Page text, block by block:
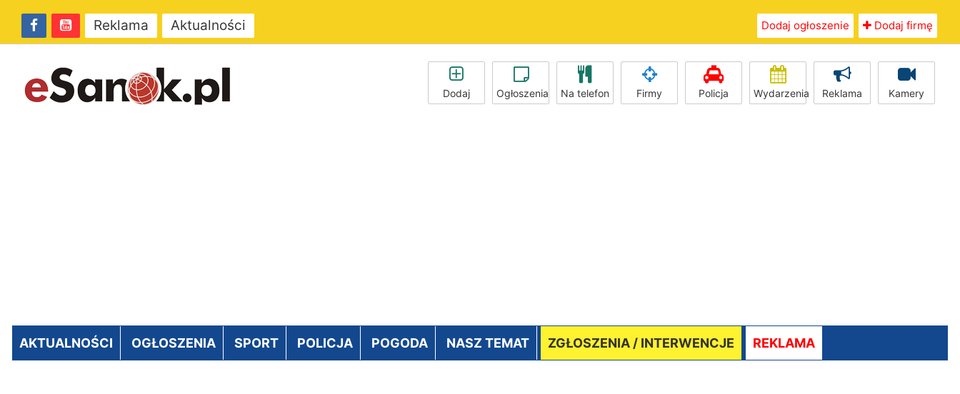
Reklama Aktualności Dodaj ogłoszenie Dodaj firmę
Dodaj Ogłoszenia Na telefon Firmy Policja Wydarzenia Reklama Kamery
AKTUALNOŚCI OGŁOSZENIA SPORT POLICJA POGODA NASZ TEMAT ZGŁOSZENIA / INTERWENCJE REKLAMA